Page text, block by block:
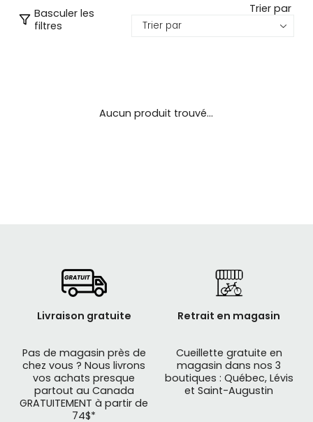
recherche
sélectionné.
Les
Basculer les
filtres
Trier par
Aucun produit trouvé...
Livraison gratuite
Pas de magasin près de
chez vous ? Nous livrons
vos achats presque
partout au Canada
GRATUITEMENT à partir de
74$*
Retrait en magasin
Cueillette gratuite en
magasin dans nos 3
boutiques : Québec, Lévis
et Saint-Augustin